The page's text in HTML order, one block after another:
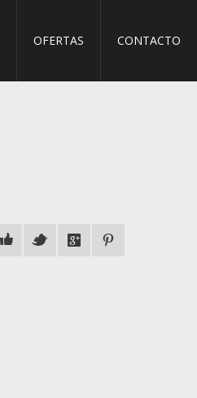
OFERTAS CONTACTO